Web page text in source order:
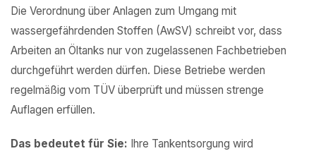
Die Verordnung über Anlagen zum Umgang mit
wassergefährdenden Stoffen (AwSV) schreibt vor, dass
Arbeiten an Öltanks nur von zugelassenen Fachbetrieben
durchgeführt werden dürfen. Diese Betriebe werden
regelmäßig vom TÜV überprüft und müssen strenge
Auflagen erfüllen.
Das bedeutet für Sie: Ihre Tankentsorgung wird